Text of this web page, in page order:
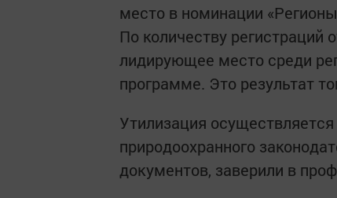
место в номинации
По количеству
лидирующее место среди
программе. Это результат
Утилизация
природоохранного
документов, заверили в